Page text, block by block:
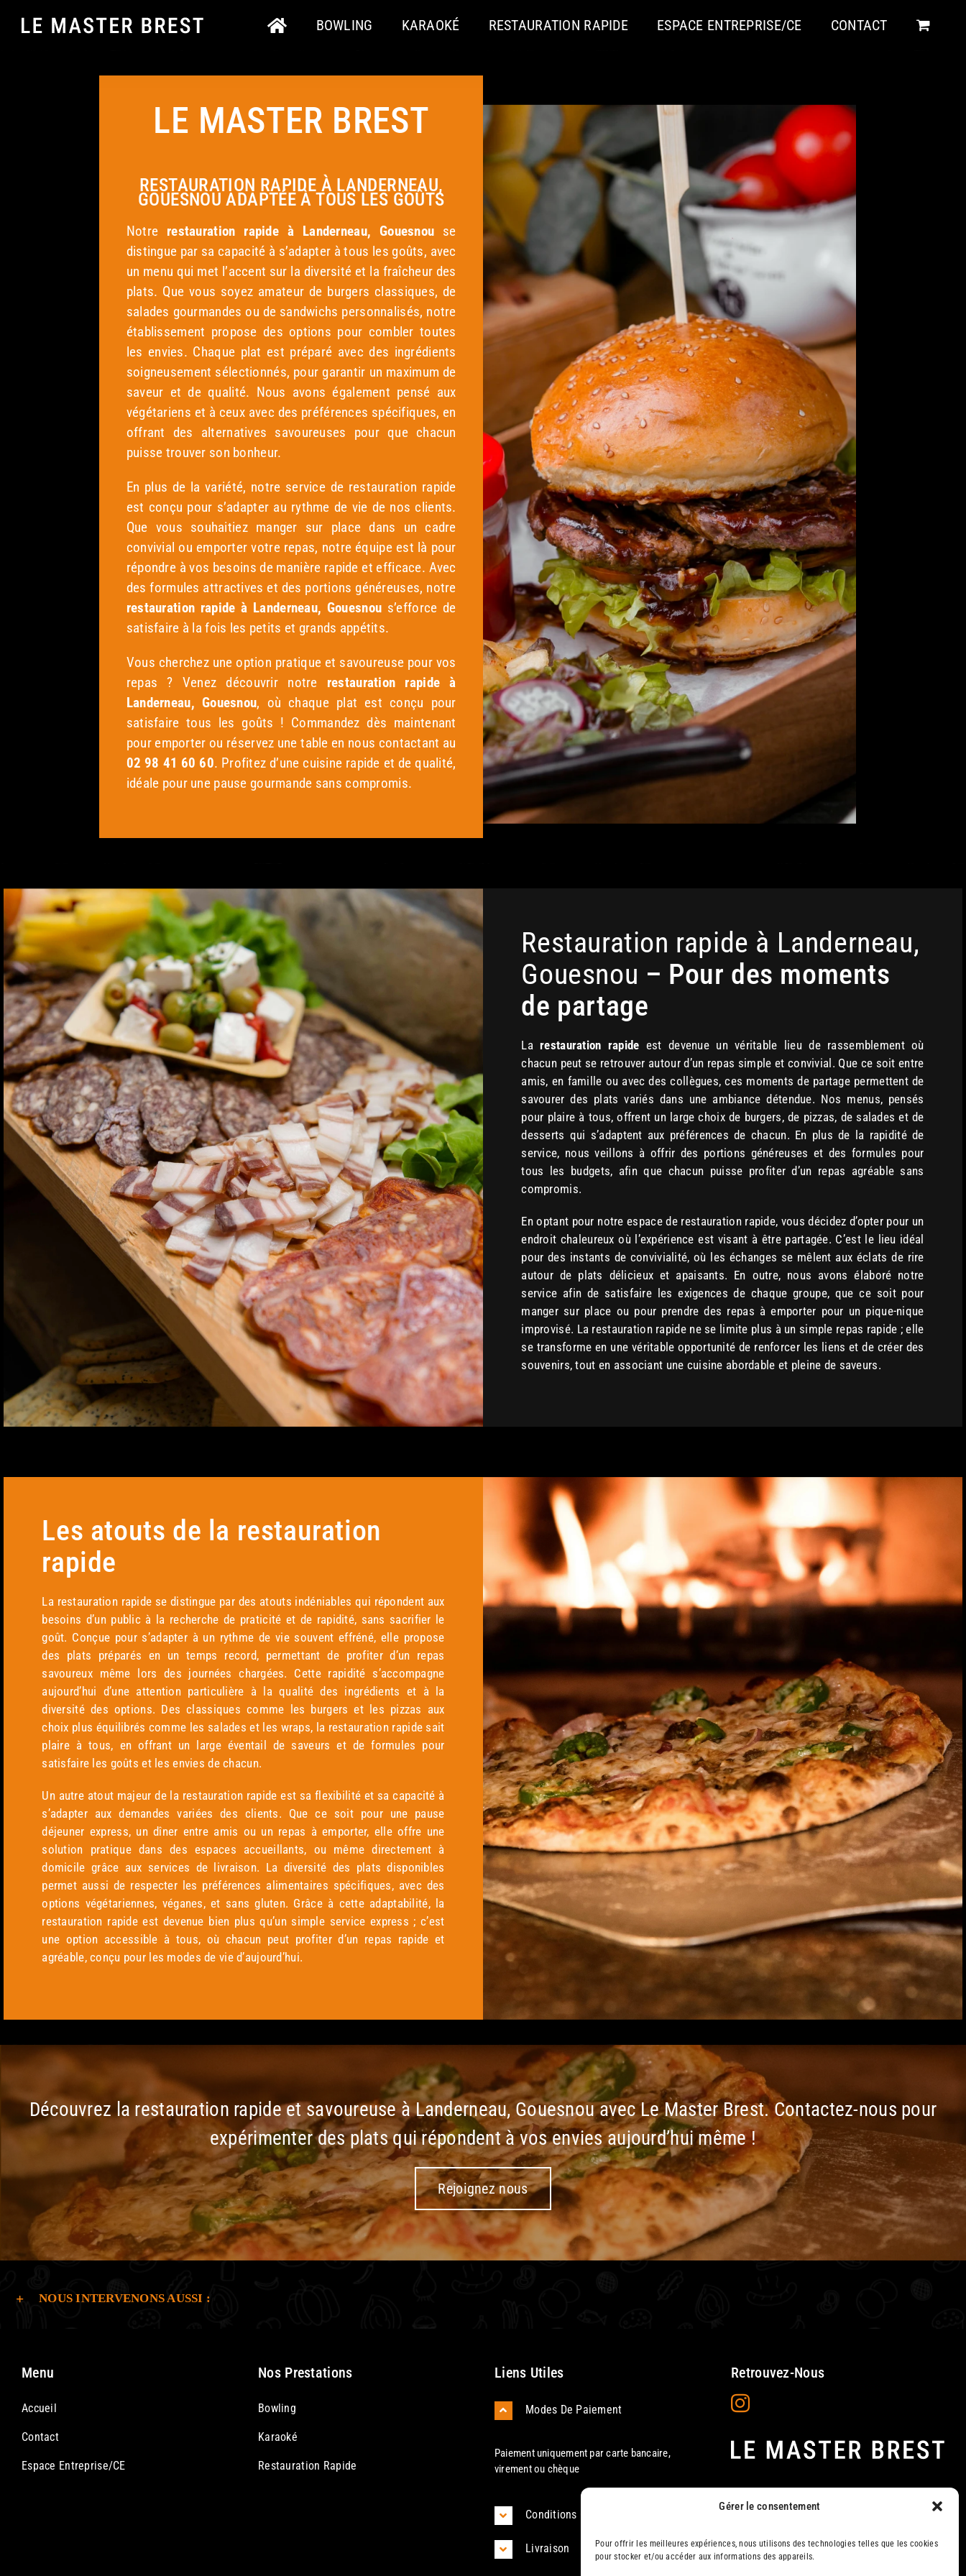
Gérer le consentement
Pour offrir les meilleures expériences, nous utilisons des technologies telles que les cookies
pour stocker et/ou accéder aux informations des appareils.
BOWLING KARAOKÉ RESTAURATION RAPIDE ESPACE ENTREPRISE/CE CONTACT
LE MASTER BREST
RESTAURATION RAPIDE À LANDERNEAU,
GOUESNOU ADAPTÉE À TOUS LES GOÛTS
Notre restauration rapide à Landerneau, Gouesnou se
distingue par sa capacité à s’adapter à tous les goûts, avec
un menu qui met l’accent sur la diversité et la fraîcheur des
plats. Que vous soyez amateur de burgers classiques, de
salades gourmandes ou de sandwichs personnalisés, notre
établissement propose des options pour combler toutes
les envies. Chaque plat est préparé avec des ingrédients
soigneusement sélectionnés, pour garantir un maximum de
saveur et de qualité. Nous avons également pensé aux
végétariens et à ceux avec des préférences spécifiques, en
offrant des alternatives savoureuses pour que chacun
puisse trouver son bonheur.
En plus de la variété, notre service de restauration rapide
est conçu pour s’adapter au rythme de vie de nos clients.
Que vous souhaitiez manger sur place dans un cadre
convivial ou emporter votre repas, notre équipe est là pour
répondre à vos besoins de manière rapide et efficace. Avec
des formules attractives et des portions généreuses, notre
restauration rapide à Landerneau, Gouesnou s’efforce de
satisfaire à la fois les petits et grands appétits.
Vous cherchez une option pratique et savoureuse pour vos
repas ? Venez découvrir notre restauration rapide à
Landerneau, Gouesnou, où chaque plat est conçu pour
satisfaire tous les goûts ! Commandez dès maintenant
pour emporter ou réservez une table en nous contactant au
02 98 41 60 60. Profitez d’une cuisine rapide et de qualité,
idéale pour une pause gourmande sans compromis.
Restauration rapide à Landerneau,
Gouesnou – Pour des moments
de partage
Larestauration rapide est devenue un véritable lieu de rassemblement où
chacun peut se retrouver autour d’un repas simple et convivial. Que ce soit entre
amis, en famille ou avec des collègues, ces moments de partage permettent de
savourer des plats variés dans une ambiance détendue. Nos menus, pensés
pour plaire à tous, offrent un large choix de burgers, de pizzas, de salades et de
desserts qui s’adaptent aux préférences de chacun. En plus de la rapidité de
service, nous veillons à offrir des portions généreuses et des formules pour
tous les budgets, afin que chacun puisse profiter d’un repas agréable sans
compromis.
En optant pour notre espace de restauration rapide, vous décidez d’opter pour un
endroit chaleureux où l’expérience est visant à être partagée. C’est le lieu idéal
pour des instants de convivialité, où les échanges se mêlent aux éclats de rire
autour de plats délicieux et apaisants. En outre, nous avons élaboré notre
service afin de satisfaire les exigences de chaque groupe, que ce soit pour
manger sur place ou pour prendre des repas à emporter pour un pique-nique
improvisé. La restauration rapide ne se limite plus à un simple repas rapide ; elle
se transforme en une véritable opportunité de renforcer les liens et de créer des
souvenirs, tout en associant une cuisine abordable et pleine de saveurs.
Les atouts de la restauration
rapide
La restauration rapide se distingue par des atouts indéniables qui répondent aux
besoins d’un public à la recherche de praticité et de rapidité, sans sacrifier le
goût. Conçue pour s’adapter à un rythme de vie souvent effréné, elle propose
des plats préparés en un temps record, permettant de profiter d’un repas
savoureux même lors des journées chargées. Cette rapidité s’accompagne
aujourd’hui d’une attention particulière à la qualité des ingrédients et à la
diversité des options. Des classiques comme les burgers et les pizzas aux
choix plus équilibrés comme les salades et les wraps, la restauration rapide sait
plaire à tous, en offrant un large éventail de saveurs et de formules pour
satisfaire les goûts et les envies de chacun.
Un autre atout majeur de la restauration rapide est sa flexibilité et sa capacité à
s’adapter aux demandes variées des clients. Que ce soit pour une pause
déjeuner express, un dîner entre amis ou un repas à emporter, elle offre une
solution pratique dans des espaces accueillants, ou même directement à
domicile grâce aux services de livraison. La diversité des plats disponibles
permet aussi de respecter les préférences alimentaires spécifiques, avec des
options végétariennes, véganes, et sans gluten. Grâce à cette adaptabilité, la
restauration rapide est devenue bien plus qu’un simple service express ; c’est
une option accessible à tous, où chacun peut profiter d’un repas rapide et
agréable, conçu pour les modes de vie d’aujourd’hui.
Découvrez la restauration rapide et savoureuse à Landerneau, Gouesnou avec Le Master Brest. Contactez-nous pour
expérimenter des plats qui répondent à vos envies aujourd’hui même !
Rejoignez nous
NOUS INTERVENONS AUSSI :
Menu
Accueil
Contact
Espace Entreprise/CE
Nos Prestations
Bowling
Karaoké
Restauration Rapide
Liens Utiles
Modes De Paiement
Paiement uniquement par carte bancaire,
virement ou chèque
Conditions Générales D'Utilisation
Livraison
Retrouvez-Nous